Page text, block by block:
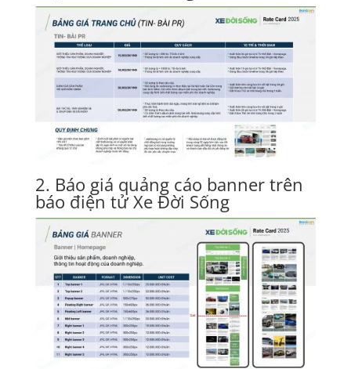
2. Báo giá quảng cáo banner trên
báo điện tử Xe Đời Sống